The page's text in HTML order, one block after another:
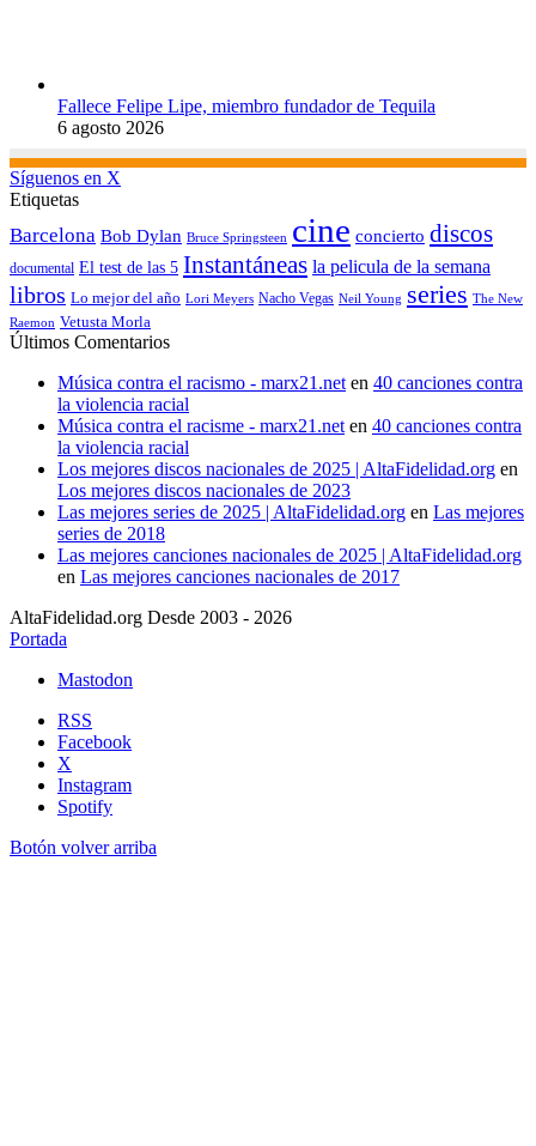
Fallece Felipe Lipe, miembro fundador de Tequila
6 agosto 2026
Síguenos en X
Etiquetas
Barcelona Bob Dylan Bruce Springsteen cine concierto discos
documental El test de las 5 Instantáneas la pelicula de la semana
libros Lo mejor del año Lori Meyers Nacho Vegas Neil Young series The New
Raemon Vetusta Morla
Últimos Comentarios
Música contra el racismo - marx21.net en 40 canciones contra
la violencia racial
Música contra el racisme - marx21.net en 40 canciones contra
la violencia racial
Los mejores discos nacionales de 2025 | AltaFidelidad.org en
Los mejores discos nacionales de 2023
Las mejores series de 2025 | AltaFidelidad.org en Las mejores
series de 2018
Las mejores canciones nacionales de 2025 | AltaFidelidad.org
en Las mejores canciones nacionales de 2017
AltaFidelidad.org Desde 2003 - 2026
Portada
Mastodon
RSS
Facebook
X
Instagram
Spotify
Botón volver arriba